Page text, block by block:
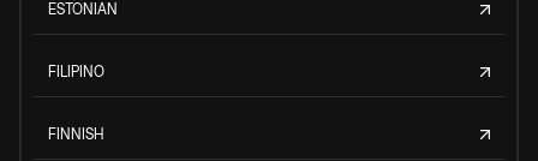
ESTONIAN
FILIPINO
FINNISH